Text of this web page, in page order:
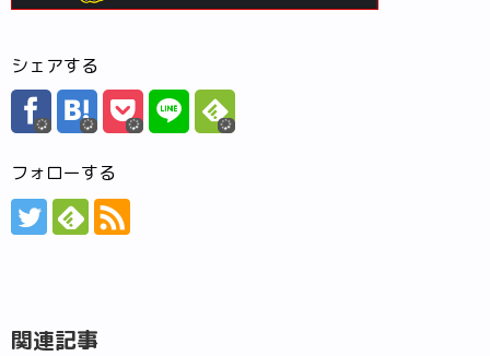
シェアする
フォローする
関連記事